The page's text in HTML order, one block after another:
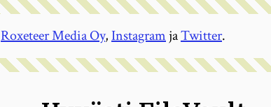
Roxeteer Media Oy,InstagramjaTwitter.